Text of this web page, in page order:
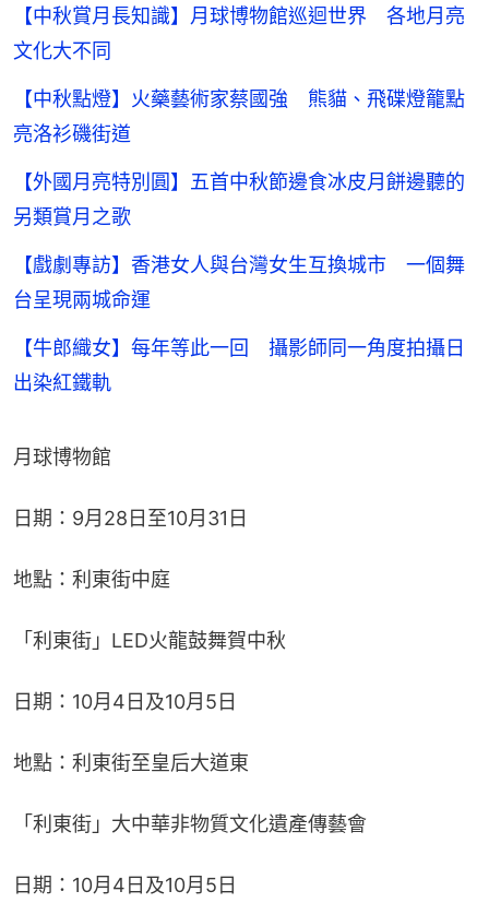
【中秋賞月長知識】月球博物館巡迴世界 各地月亮
文化大不同
【中秋點燈】火藥藝術家蔡國強 熊貓、飛碟燈籠點
亮洛衫磯街道
【外國月亮特別圓】五首中秋節邊食冰皮月餅邊聽的
另類賞月之歌
【戲劇專訪】香港女人與台灣女生互換城市 一個舞
台呈現兩城命運
【牛郎織女】每年等此一回 攝影師同一角度拍攝日
出染紅鐵軌
月球博物館
日期：9月28日至10月31日
地點：利東街中庭
「利東街」LED火龍鼓舞賀中秋
日期：10月4日及10月5日
地點：利東街至皇后大道東
「利東街」大中華非物質文化遺產傳藝會
日期：10月4日及10月5日